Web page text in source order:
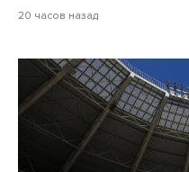
20 часов назад